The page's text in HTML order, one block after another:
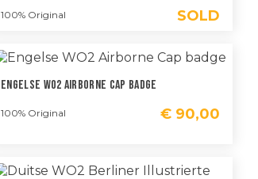
100% Original SOLD
Engelse WO2 Airborne Cap Badge
100% Original € 90,00